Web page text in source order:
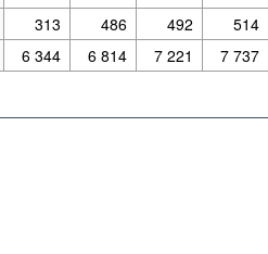
313 486 492
514
6 344 6 814 7 221 7 737